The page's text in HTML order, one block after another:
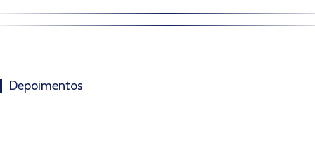
Depoimentos